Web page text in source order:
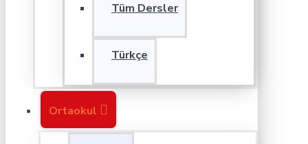
Tüm Dersler
Türkçe
Ortaokul